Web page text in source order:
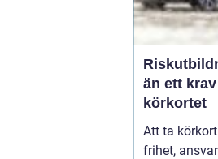
än ett
körkortet
Att ta
frihet,